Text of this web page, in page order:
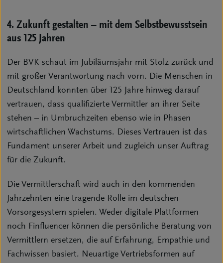
4. Zukunft gestalten – mit dem Selbstbewusstsein
aus 125 Jahren
Der BVK schaut im Jubiläumsjahr mit Stolz zurück und
mit großer Verantwortung nach vorn. Die Menschen in
Deutschland konnten über 125 Jahre hinweg darauf
vertrauen, dass qualifizierte Vermittler an ihrer Seite
stehen – in Umbruchzeiten ebenso wie in Phasen
wirtschaftlichen Wachstums. Dieses Vertrauen ist das
Fundament unserer Arbeit und zugleich unser Auftrag
für die Zukunft.
Die Vermittlerschaft wird auch in den kommenden
Jahrzehnten eine tragende Rolle im deutschen
Vorsorgesystem spielen. Weder digitale Plattformen
noch Finfluencer können die persönliche Beratung von
Vermittlern ersetzen, die auf Erfahrung, Empathie und
Fachwissen basiert. Neuartige Vertriebsformen auf